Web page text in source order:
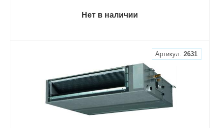
Нет в наличии
Артикул:2631